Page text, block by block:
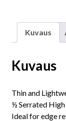
Kuvaus
Kuvaus
Thin and
½ Serrated High
Ideal for edge